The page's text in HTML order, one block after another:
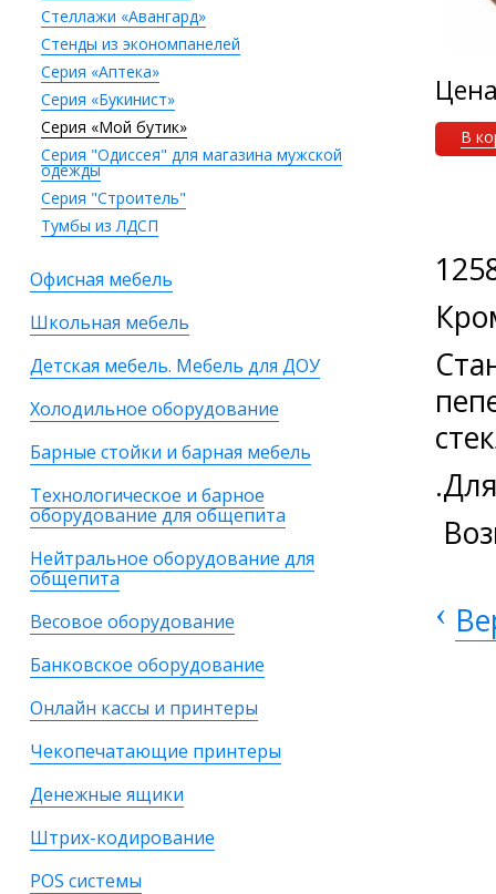
Стеллажи «Авангард»
Стенды из экономпанелей
Серия «Аптека»
Серия «Букинист»
Серия «Мой бутик»
Серия "Одиссея" для магазина мужской
одежды
Серия "Строитель"
Тумбы из ЛДСП
Офисная мебель
Школьная мебель
Детская мебель. Мебель для ДОУ
Холодильное оборудование
Барные стойки и барная мебель
Технологическое и барное
оборудование для общепита
Нейтральное оборудование для
общепита
Весовое оборудование
Банковское оборудование
Онлайн кассы и принтеры
Чекопечатающие принтеры
Денежные ящики
Штрих-кодирование
POS системы
В
‹